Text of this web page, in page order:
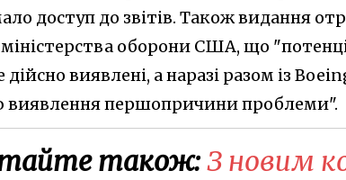
доступ до звітів. Також видання
міністерства оборони США, що
дійсно виявлені, а наразі разом із
виявлення першопричини проблеми".
також:З новим